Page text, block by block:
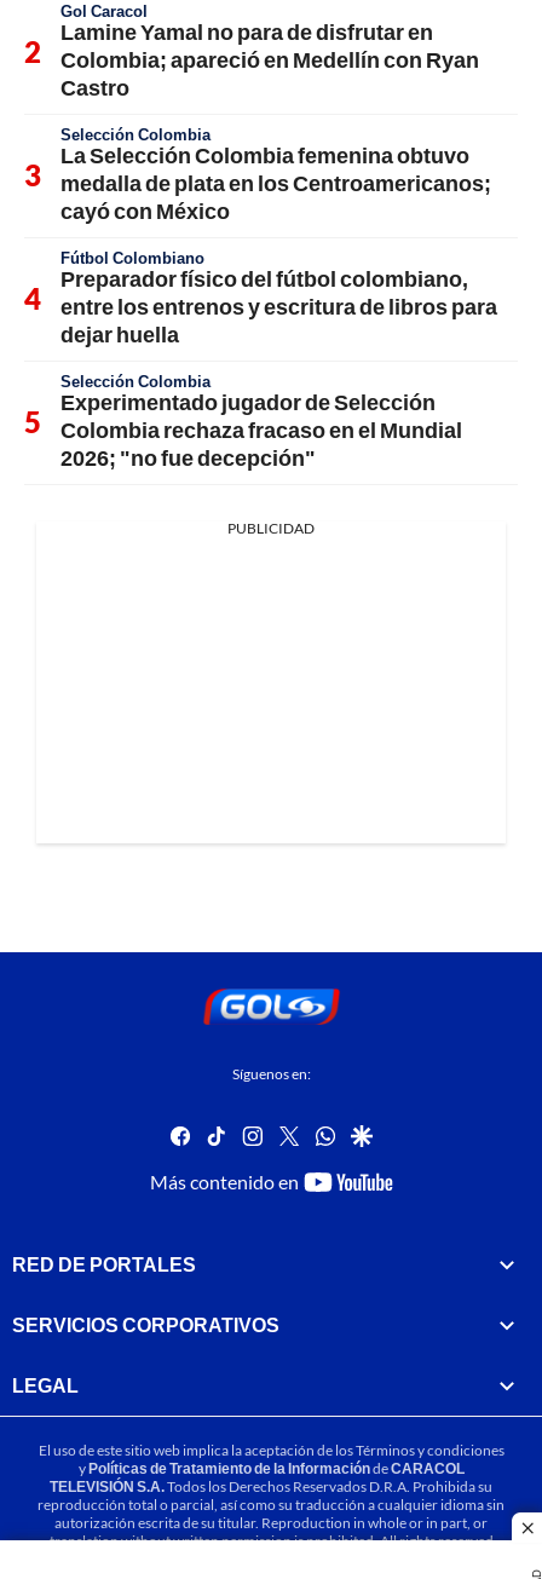
Gol Caracol
Lamine Yamal no para de disfrutar en
Colombia; apareció en Medellín con Ryan
Castro
Selección Colombia
La Selección Colombia femenina obtuvo
medalla de plata en los Centroamericanos;
cayó con México
Fútbol Colombiano
Preparador físico del fútbol colombiano,
entre los entrenos y escritura de libros para
dejar huella
Selección Colombia
Experimentado jugador de Selección
Colombia rechaza fracaso en el Mundial
2026; "no fue decepción"
PUBLICIDAD
Síguenos en:
facebook
tiktok instagram
twitterwhatsapp
google
Más contenido en
youtube-
RED DE PORTALES
SERVICIOS CORPORATIVOS
LEGAL
El uso de este sitio web implica la aceptación de losTérminos y condiciones
yPolíticas de Tratamiento de la InformacióndeCARACOL
TELEVISIÓN S.A.Todos los Derechos Reservados D.R.A. Prohibida su
reproducción total o parcial, así como su traducción a cualquier idioma sin
autorización escrita de su titular. Reproduction in whole or in part, or
translation without written permission is prohibited. All rights reserved